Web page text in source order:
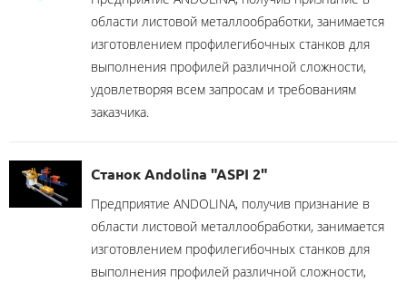
области листовой металлообработки, занимается
изготовлением профилегибочных станков для
выполнения профилей различной сложности,
удовлетворяя всем запросам и требованиям
заказчика.
Станок Andolina "ASPI 2"
Предприятие ANDOLINA, получив признание в
области листовой металлообработки, занимается
изготовлением профилегибочных станков для
выполнения профилей различной сложности,